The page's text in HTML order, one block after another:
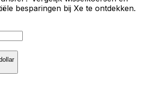
besparingen bij Xe te ontdekken.